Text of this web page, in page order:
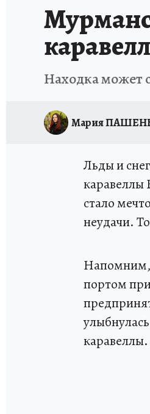
Находка может
Мария
Льды и
каравеллы
стало
неудачи.
Напомним,
портом
каравеллы.